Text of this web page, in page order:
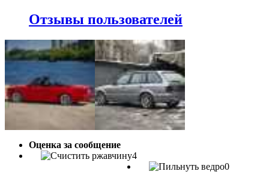
Отзывы пользователей
Оценка за сообщение
4
0